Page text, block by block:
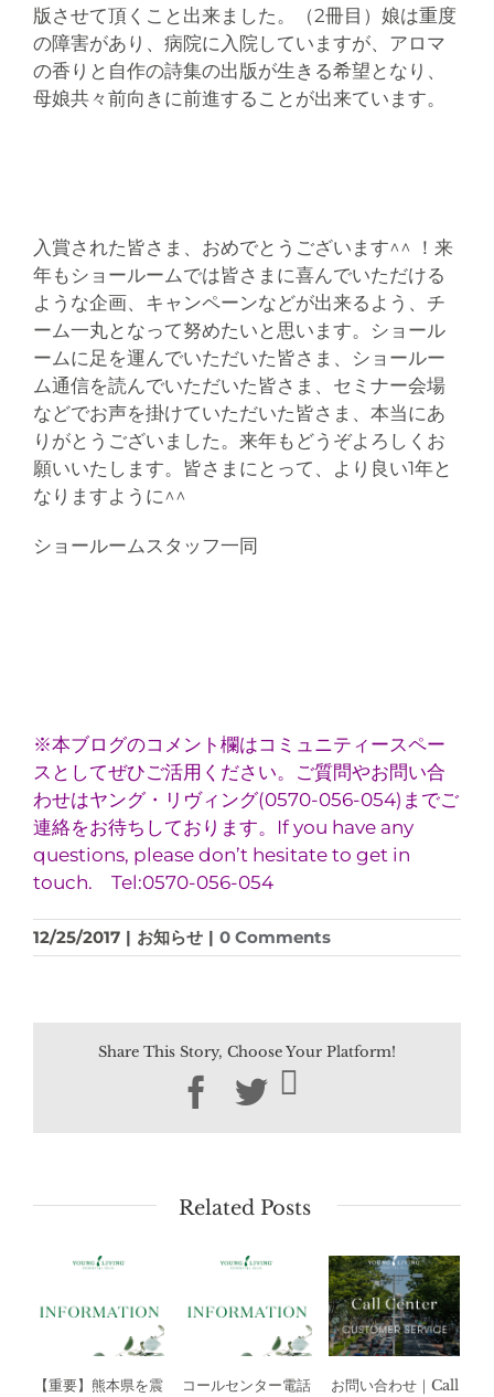
版させて頂くこと出来ました。（2冊目）娘は重度
の障害があり、病院に入院していますが、アロマ
の香りと自作の詩集の出版が生きる希望となり、
母娘共々前向きに前進することが出来ています。
入賞された皆さま、おめでとうございます^^ ！来
年もショールームでは皆さまに喜んでいただける
ような企画、キャンペーンなどが出来るよう、チ
ーム一丸となって努めたいと思います。ショール
ームに足を運んでいただいた皆さま、ショールー
ム通信を読んでいただいた皆さま、セミナー会場
などでお声を掛けていただいた皆さま、本当にあ
りがとうございました。来年もどうぞよろしくお
願いいたします。皆さまにとって、より良い1年と
なりますように^^
ショールームスタッフ一同
※本ブログのコメント欄はコミュニティースペー
スとしてぜひご活用ください。ご質問やお問い合
わせはヤング・リヴィング(0570-056-054)までご
連絡をお待ちしております。If you have any
questions, please don’t hesitate to get in
touch. Tel:0570-056-054
12/25/2017 | お知らせ | 0 Comments
Share This Story, Choose Your Platform!
Facebook
Twitter
Related Posts
【重要】熊本県を震
コールセンター電話
お問い合わせ｜Call